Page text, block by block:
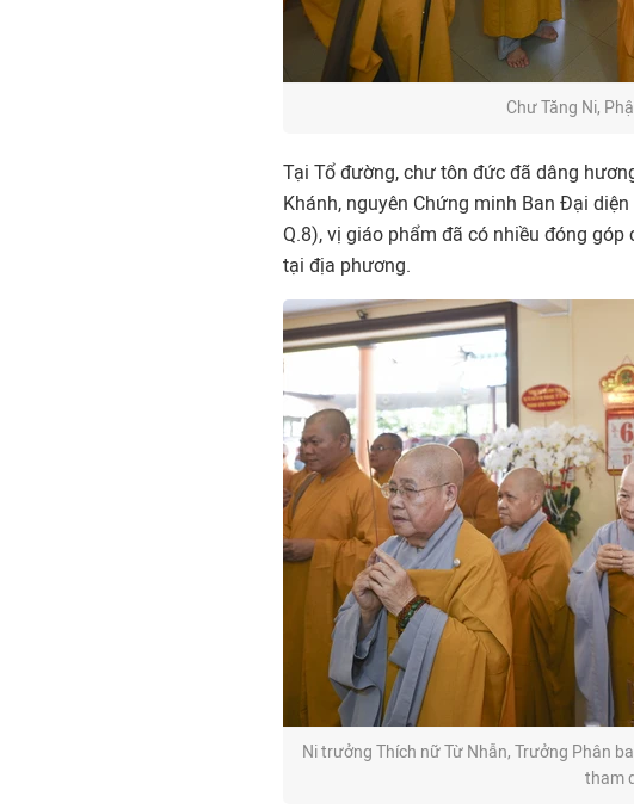
Chư Tăng Ni,
Tại Tổ đường, chư tôn đức đã dâng
Khánh, nguyên Chứng minh Ban Đại
Q.8), vị giáo phẩm đã có nhiều đóng
tại địa phương.
Ni trưởng Thích nữ Từ Nhẫn, Trưởng Phân
tham